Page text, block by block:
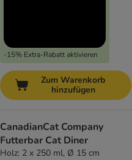
-15% Extra-Rabatt aktivieren
Zum Warenkorb
hinzufügen
CanadianCat Company
Futterbar Cat Diner
Holz: 2 x 250 ml, Ø 15 cm